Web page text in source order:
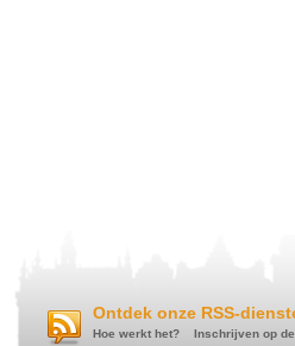
Ontdek onze RSS-
Hoe werkt het? Inschrijven op